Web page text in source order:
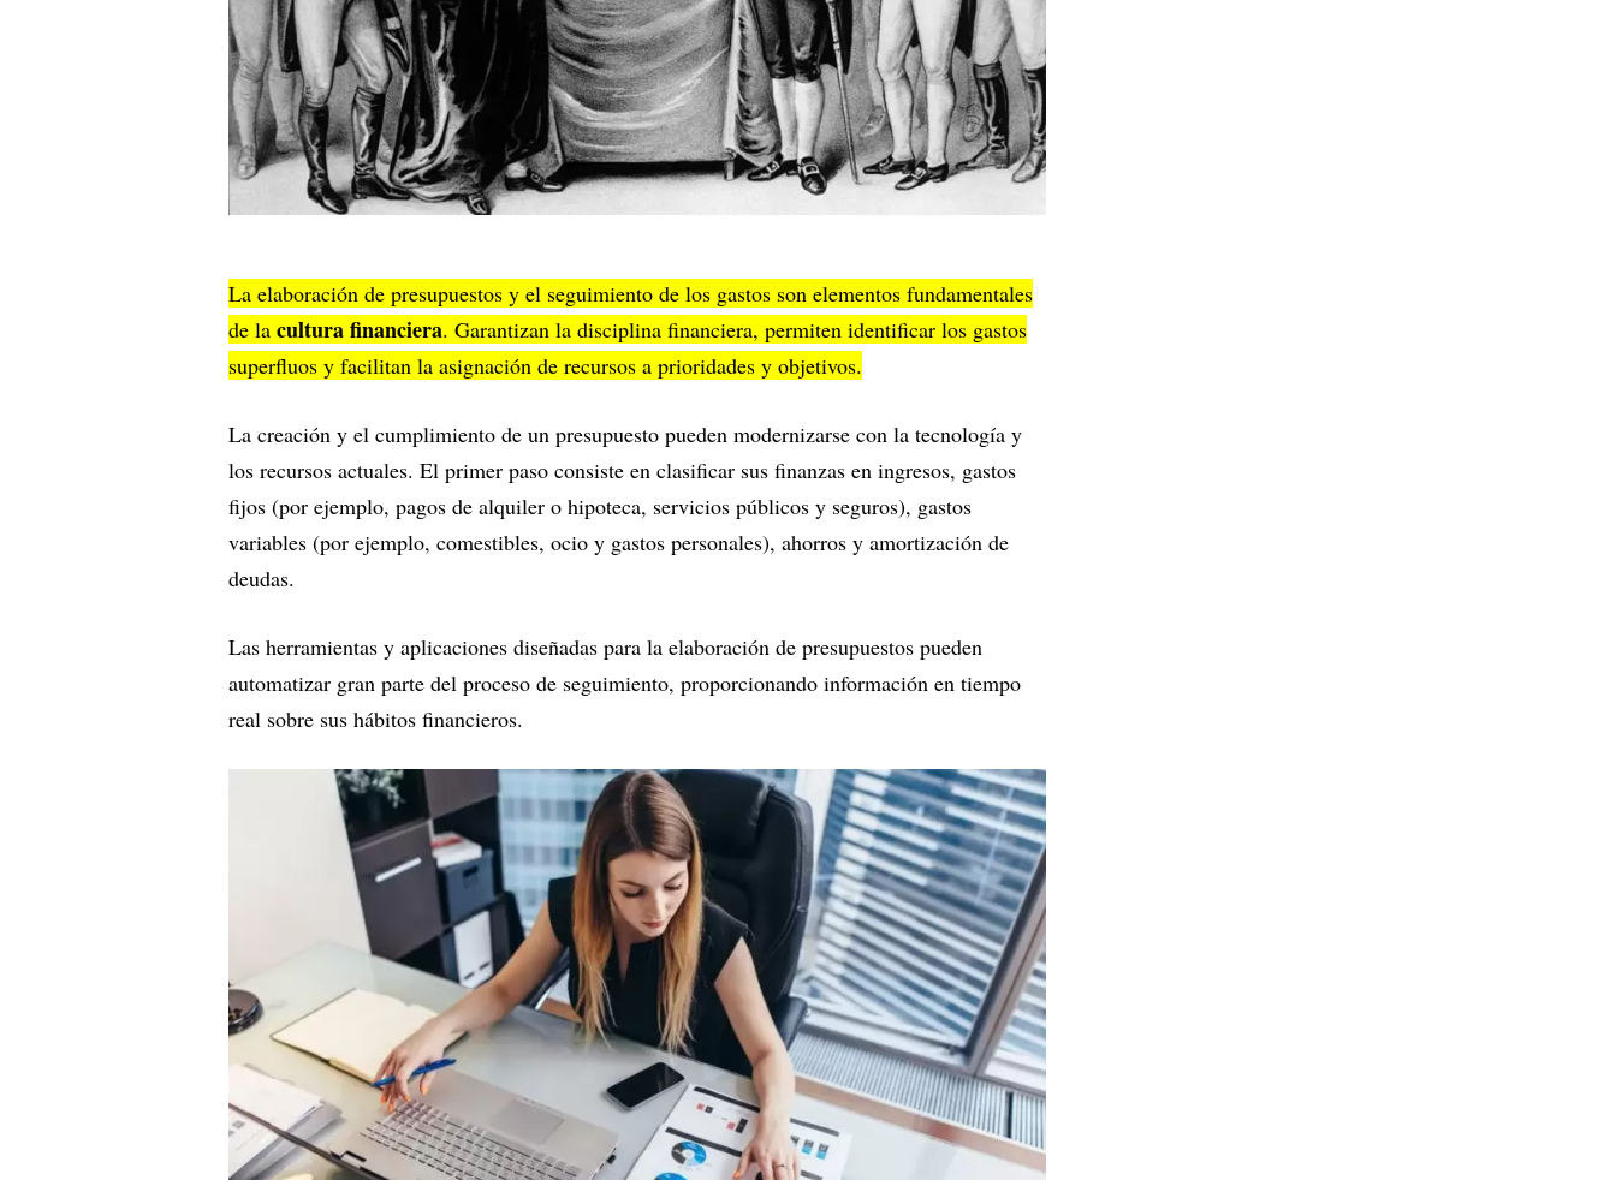
La elaboración de presupuestos y el seguimiento de los gastos son elementos fundamentales
de la cultura financiera. Garantizan la disciplina financiera, permiten identificar los gastos
superfluos y facilitan la asignación de recursos a prioridades y objetivos.
La creación y el cumplimiento de un presupuesto pueden modernizarse con la tecnología y
los recursos actuales. El primer paso consiste en clasificar sus finanzas en ingresos, gastos
fijos (por ejemplo, pagos de alquiler o hipoteca, servicios públicos y seguros), gastos
variables (por ejemplo, comestibles, ocio y gastos personales), ahorros y amortización de
deudas.
Las herramientas y aplicaciones diseñadas para la elaboración de presupuestos pueden
automatizar gran parte del proceso de seguimiento, proporcionando información en tiempo
real sobre sus hábitos financieros.